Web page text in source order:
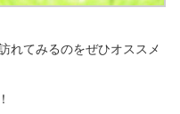
れてみるのをぜひオススメ